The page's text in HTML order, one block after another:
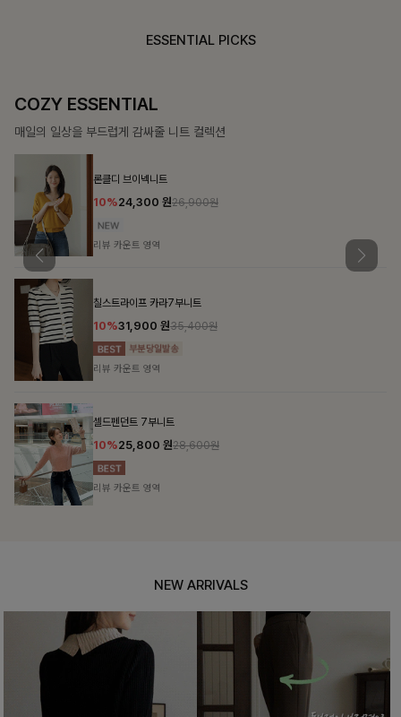
ESSENTIAL PICKS
COZY ESSENTIAL
매일의 일상을 부드럽게 감싸줄 니트 컬렉션
론클디 브이넥니트
10%24,300 원26,900원
리뷰 카운트 영역
칠스트라이프 카라7부니트
10%31,900 원35,400원
리뷰 카운트 영역
셀드펜던트 7부니트
10%25,800 원28,600원
리뷰 카운트 영역
NEW ARRIVALS